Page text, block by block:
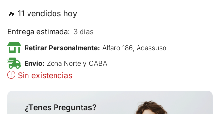
🔥 11 vendidos hoy
Entrega estimada: 3 dias
Retirar Personalmente: Alfaro 186, Acassuso
Envio: Zona Norte y CABA
Sin existencias
¿Tenes Preguntas?